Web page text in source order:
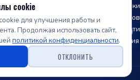
изменять внешний вид, характеристики
не уведомляя продавцов
о наличии товара, точной стоимости
только после подтверждения
нашей компании.
cookie
для улучшения работы и
Продолжая использовать сайт,
политикой конфиденциальности.
ОТКЛОНИТЬ